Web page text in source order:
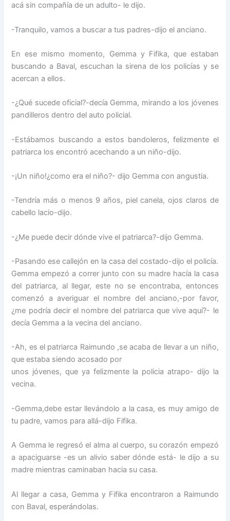
acá sin compañía de un adulto- le dijo.
-Tranquilo, vamos a buscar a tus padres-dijo el anciano.
En ese mismo momento, Gemma y Fifika, que estaban
buscando a Baval, escuchan la sirena de los policías y se
acercan a ellos.
-¿Qué sucede oficial?-decía Gemma, mirando a los jóvenes
pandilleros dentro del auto policial.
-Estábamos buscando a estos bandoleros, felizmente el
patriarca los encontró acechando a un niño-dijo.
-¡Un niño!¿como era el niño?- dijo Gemma con angustia.
-Tendría más o menos 9 años, piel canela, ojos claros de
cabello lacio-dijo.
-¿Me puede decir dónde vive el patriarca?-dijo Gemma.
-Pasando ese callejón en la casa del costado-dijo el policía.
Gemma empezó a correr junto con su madre hacía la casa
del patriarca, al llegar, este no se encontraba, entonces
comenzó a averiguar el nombre del anciano,-por favor,
¿me podría decir el nombre del patriarca que vive aquí?- le
decía Gemma a la vecina del anciano.
-Ah, es el patriarca Raimundo ,se acaba de llevar a un niño,
que estaba siendo acosado por
unos jóvenes, que ya felizmente la policia atrapo- dijo la
vecina.
-Gemma,debe estar llevándolo a la casa, es muy amigo de
tu padre, vamos para allá-dijo Fifika.
A Gemma le regresó el alma al cuerpo, su corazón empezó
a apaciguarse -es un alivio saber dónde está- le dijo a su
madre mientras caminaban hacia su casa.
Al llegar a casa, Gemma y Fifika encontraron a Raimundo
con Baval, esperándolas.